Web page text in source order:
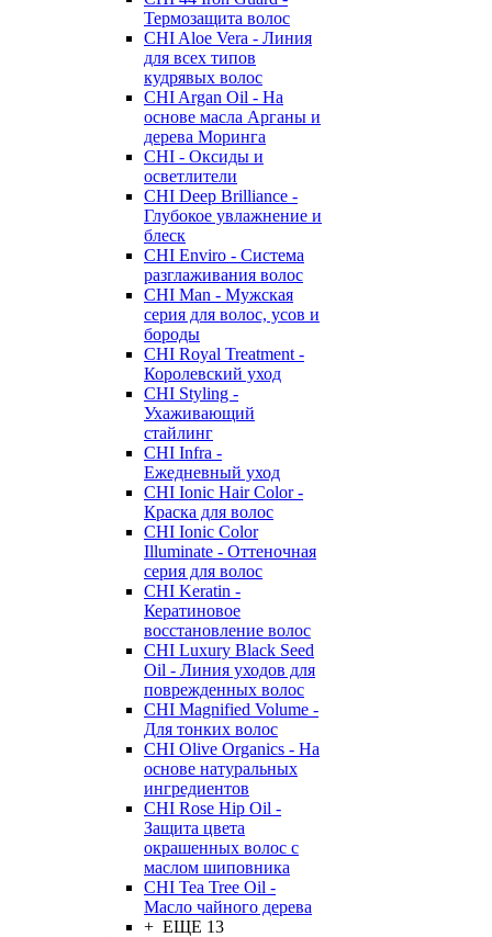
Термозащита волос
CHI Aloe Vera - Линия
для всех типов
кудрявых волос
CHI Argan Oil - На
основе масла Арганы и
дерева Моринга
CHI - Оксиды и
осветлители
CHI Deep Brilliance -
Глубокое увлажнение и
блеск
CHI Enviro - Система
разглаживания волос
CHI Man - Мужская
серия для волос, усов и
бороды
CHI Royal Treatment -
Королевский уход
CHI Styling -
Ухаживающий
стайлинг
CHI Infra -
Ежедневный уход
CHI Ionic Hair Color -
Краска для волос
CHI Ionic Color
Illuminate - Оттеночная
серия для волос
CHI Keratin -
Кератиновое
восстановление волос
CHI Luxury Black Seed
Oil - Линия уходов для
поврежденных волос
CHI Magnified Volume -
Для тонких волос
CHI Olive Organics - На
основе натуральных
ингредиентов
CHI Rose Hip Oil -
Защита цвета
окрашенных волос с
маслом шиповника
CHI Tea Tree Oil -
Масло чайного дерева
+ ЕЩЕ 13